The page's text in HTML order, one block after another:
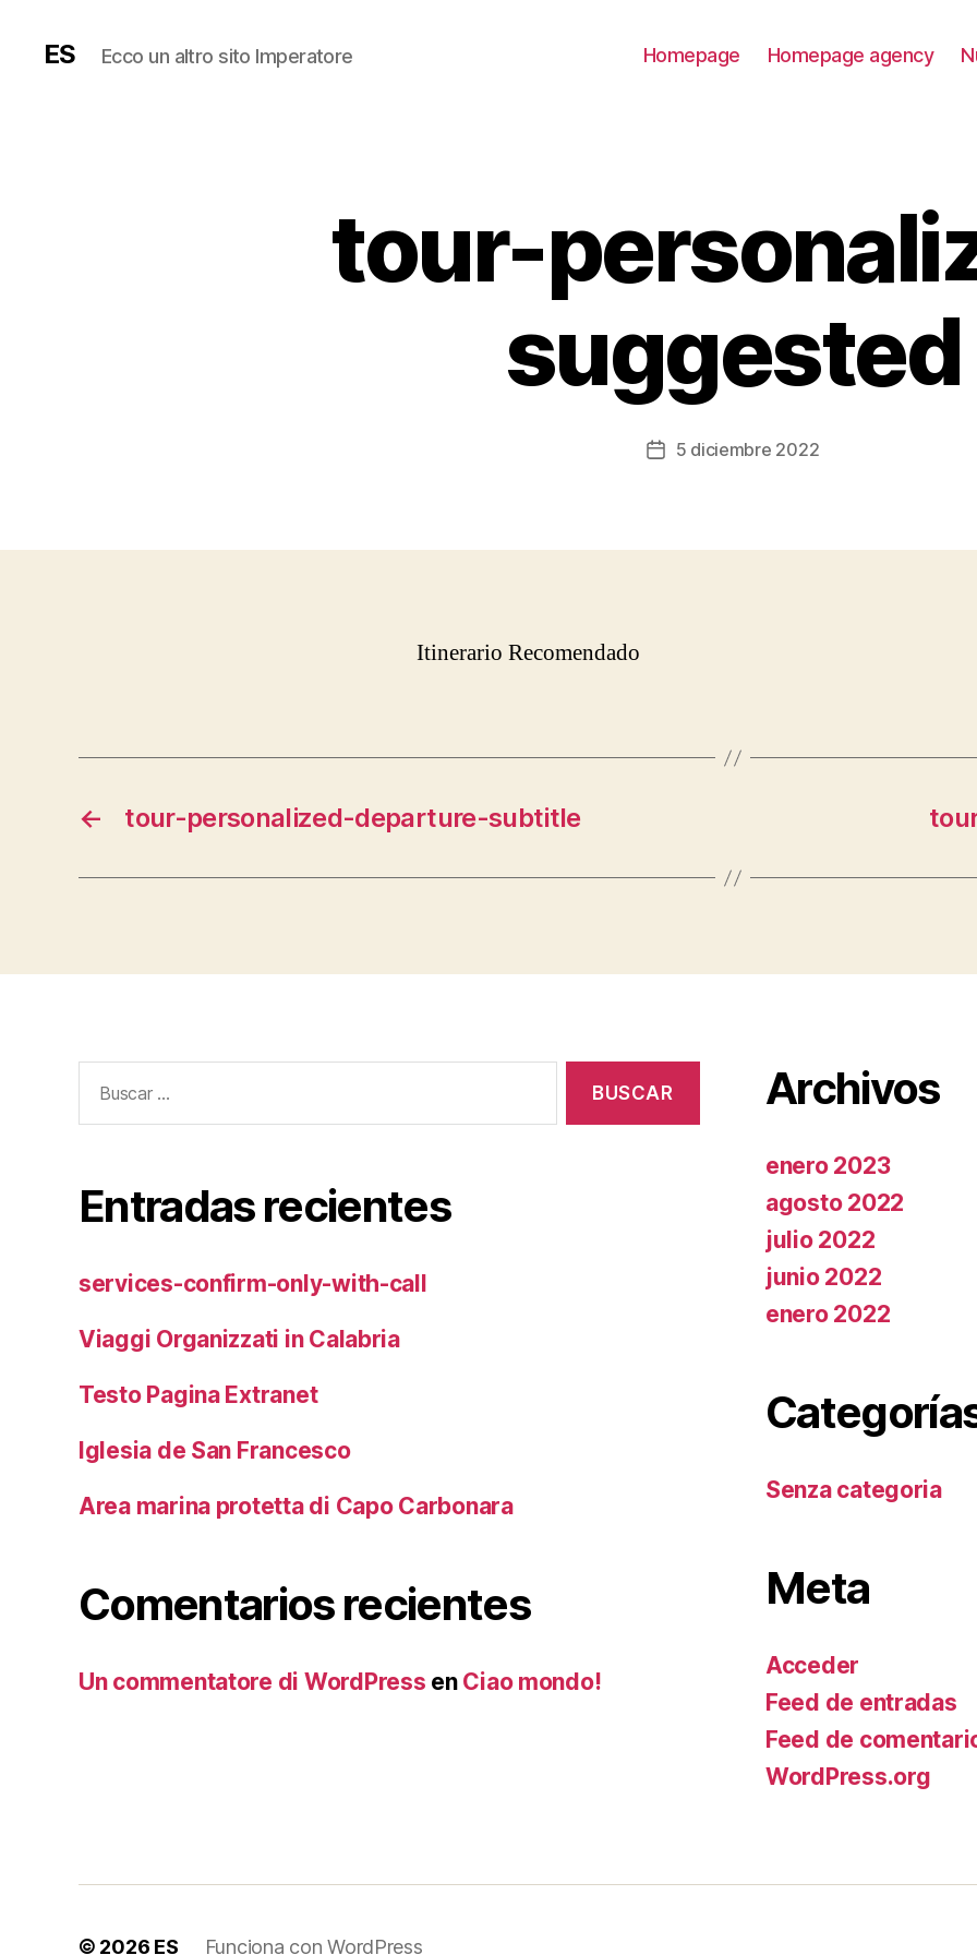
ES Ecco un altro sito Imperatore Homepage Homepage agency
tour-
suggested
Fecha5 diciembre 2022
Itinerario Recomendado
← tour-personalized-departure-subtitle
Entradas recientes
services-confirm-only-with-call
Viaggi Organizzati in Calabria
Testo Pagina Extranet
Iglesia de San Francesco
Area marina protetta di Capo Carbonara
Comentarios recientes
Un commentatore di WordPress en Ciao mondo!
Archivos
enero 2023
agosto 2022
julio 2022
junio 2022
enero 2022
Senza categoria
Meta
Acceder
Feed de entradas
Feed de
WordPress.org
© 2026 ES Funciona con WordPress